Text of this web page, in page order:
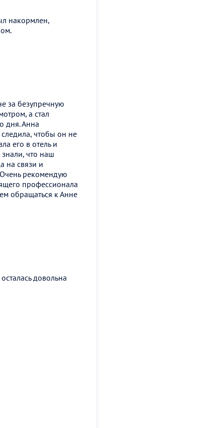
накормлен,
за безупречную
а стал
дня. Анна
чтобы он не
его в отель и
что наш
на связи и
рекомендую
профессионала
обращаться к Анне
довольна